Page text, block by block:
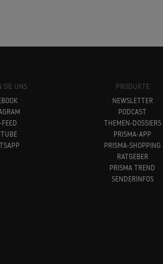
SIE UNS
FEED
PRODUKTE
NEWSLETTER
PODCAST
THEMEN-DOSSIERS
PRISMA-APP
PRISMA-SHOPPING
RATGEBER
PRISMA TREND
SENDERINFOS